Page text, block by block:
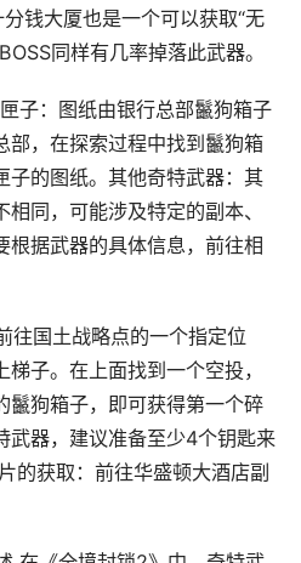
钱大厦也是一个可以获取“无
同样有几率掉落此武器。
子：图纸由银行总部鬣狗箱子
部，在探索过程中找到鬣狗箱
子的图纸。其他奇特武器：其
同，可能涉及特定的副本、
根据武器的具体信息，前往相
往国土战略点的一个指定位
子。在上面找到一个空投，
鬣狗箱子，即可获得第一个碎
武器，建议准备至少4个钥匙来
的获取：前往华盛顿大酒店副